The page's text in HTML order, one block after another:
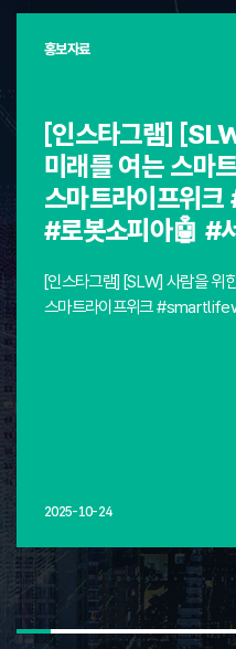
홍보자료
[인스타그램]
미래를 여는 스마
스마트라이프위
#로봇소피아🤖 #
[인스타그램] [SLW] 사람을 위
스마트라이프위크
2025-10-24